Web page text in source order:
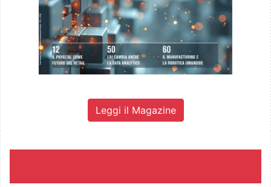
Leggi il Magazine